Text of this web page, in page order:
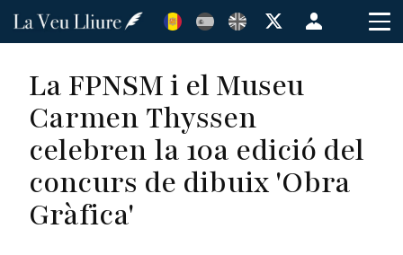
Vés
Menú
de
de
La FPNSM i el Museu
Carmen Thyssen
celebren la 10a edició del
concurs de dibuix 'Obra
Gràfica'